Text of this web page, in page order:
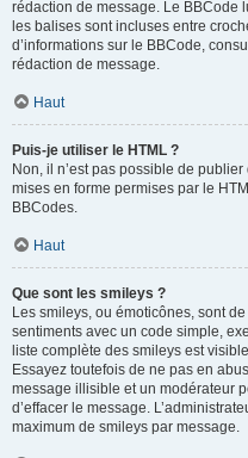
rédaction de message. Le BBCode
les balises sont incluses entre
d’informations sur le BBCode,
rédaction de message.
Haut
Puis-je utiliser le HTML ?
Non, il n’est pas possible de
mises en forme permises par le
BBCodes.
Haut
Que sont les smileys ?
Les smileys, ou émoticônes, sont
sentiments avec un code simple,
liste complète des smileys est
Essayez toutefois de ne pas en
message illisible et un modérateur
d’effacer le message.
maximum de smileys par message.